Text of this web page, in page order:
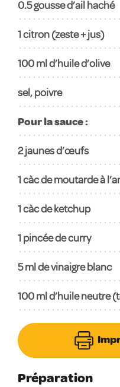
0.5gousse d’ail haché
1citron (zeste + jus)
100ml d’huile d’olive
sel, poivre
Pour la sauce :
2jaunes d’œufs
1càc de moutarde à
1càc de ketchup
1 pincée de curry
5ml de vinaigre blanc
100ml d’huile neutre
Préparation